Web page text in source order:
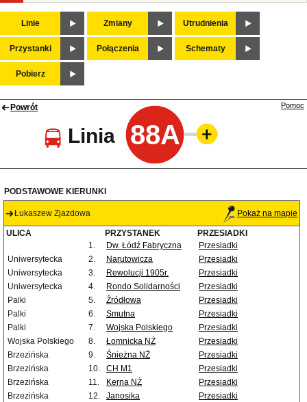
Linie Zmiany Utrudnienia
Przystanki Połączenia Schematy
Pobierz
Powrót
Linia 88A
Pomoc
PODSTAWOWE KIERUNKI
Łukaszew Zjazdowa Pokaż na mapie
ULICA PRZYSTANEK
PRZESIADKI
1.
Dw. Łódź Fabryczna
Przesiadki
Uniwersytecka
2. Narutowicza
Przesiadki
Uniwersytecka
3. Rewolucji 1905r.
Przesiadki
Uniwersytecka
4. Rondo Solidarności
Przesiadki
Palki
5. Źródłowa
Przesiadki
Palki
6. Smutna
Przesiadki
Palki
7. Wojska Polskiego
Przesiadki
Wojska Polskiego
8. Łomnicka NŻ
Przesiadki
Brzezińska
9. Śnieżna NŻ
Przesiadki
Brzezińska
10. CH M1
Przesiadki
Brzezińska
11. Kerna NŻ
Przesiadki
Brzezińska
12. Janosika
Przesiadki